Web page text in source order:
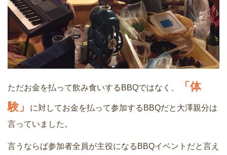
ただお金を払って飲み食いするBBQではなく、
「体
験」
に対してお金を払って参加するBBQだと大澤親分は
言っていました。
言うならば参加者全員が主役になるBBQイベントだと言え